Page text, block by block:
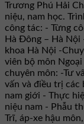
Trương Phú Hải
niệu, nam học.
công tác: - Từng
Hà Đông – Hà
khoa Hà Nội -
viên bộ môn
chuyên môn: -Tư
vấn và điều trị các
nam giới - Thực
niệu nam - Phẫu
Trĩ, áp-xe hậu